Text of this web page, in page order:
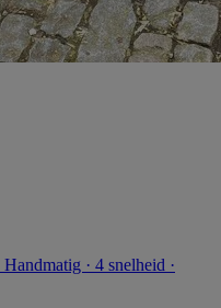
· 4 snelheid ·